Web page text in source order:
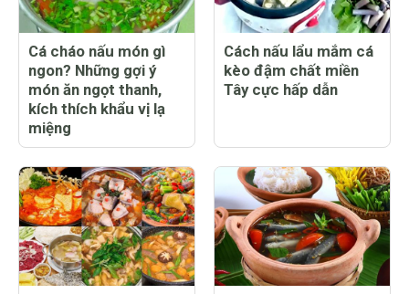
Cá cháo nấu món gì
ngon? Những gợi ý
món ăn ngọt thanh,
kích thích khẩu vị lạ
miệng
Cách nấu lẩu mắm cá
kèo đậm chất miền
Tây cực hấp dẫn